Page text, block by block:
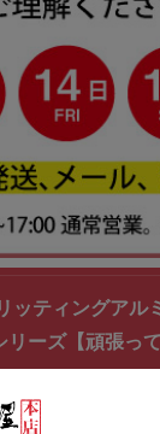
ティングアル
ーズ【頑張って